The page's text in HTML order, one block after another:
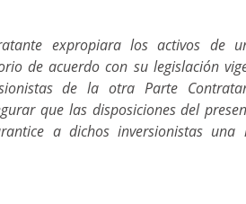
expropiara los activos de
de acuerdo con su legislación
de la otra Parte
que las disposiciones del
a dichos inversionistas una